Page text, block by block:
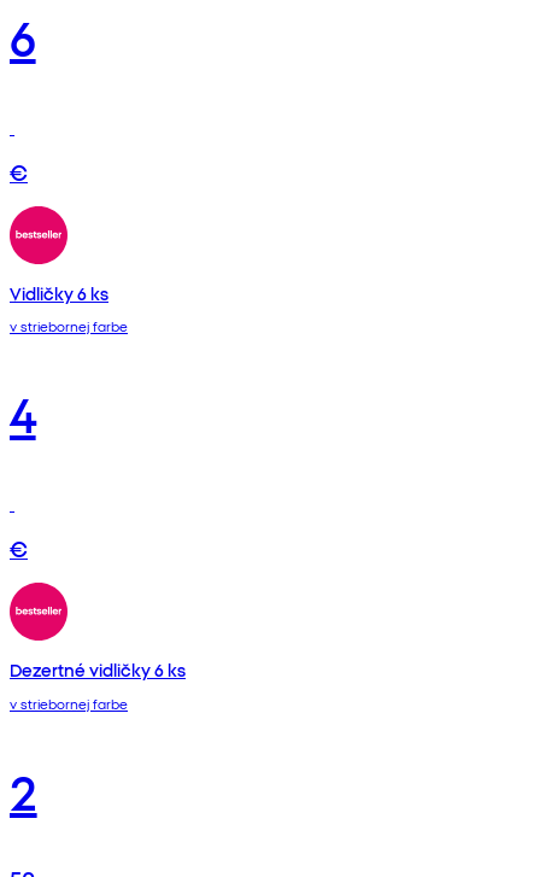
6
€
Vidličky 6 ks
v striebornej farbe
4
€
Dezertné vidličky 6 ks
v striebornej farbe
2